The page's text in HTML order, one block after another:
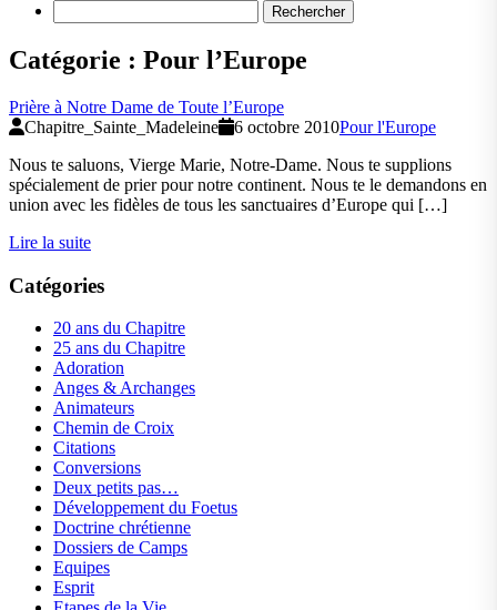
Catégorie : Pour l’Europe
Prière à Notre Dame de Toute l’Europe
Chapitre_Sainte_Madeleine
6 octobre 2010Pour l'Europe
Nous te saluons, Vierge Marie, Notre-Dame. Nous te supplions
spécialement de prier pour notre continent. Nous te le demandons en
union avec les fidèles de tous les sanctuaires d’Europe qui […]
Lire la suite
Catégories
20 ans du Chapitre
25 ans du Chapitre
Adoration
Anges & Archanges
Animateurs
Chemin de Croix
Citations
Conversions
Deux petits pas…
Développement du Foetus
Doctrine chrétienne
Dossiers de Camps
Equipes
Esprit